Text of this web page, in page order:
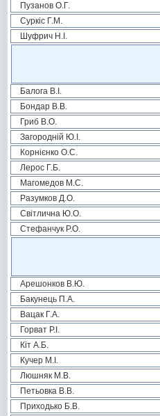
Пузанов О.Г.
Суркіс Г.М.
Шуфрич Н.І.
Балога В.І.
Бондар В.В.
Гриб В.О.
Загородній Ю.І.
Корнієнко О.С.
Лерос Г.Б.
Магомедов М.С.
Разумков Д.О.
Світлична Ю.О.
Стефанчук Р.О.
Арешонков В.Ю.
Бакунець П.А.
Вацак Г.А.
Горват Р.І.
Кіт А.Б.
Кучер М.І.
Люшняк М.В.
Петьовка В.В.
Приходько Б.В.